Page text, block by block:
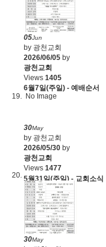
05Jun
by 광천교회
2026/06/05 by
광천교회
Views 1405
6월7일(주일) - 예배순서
No Image
30May
by 광천교회
2026/05/30 by
광천교회
Views 1477
5월31일(주일) - 교회소식
30May